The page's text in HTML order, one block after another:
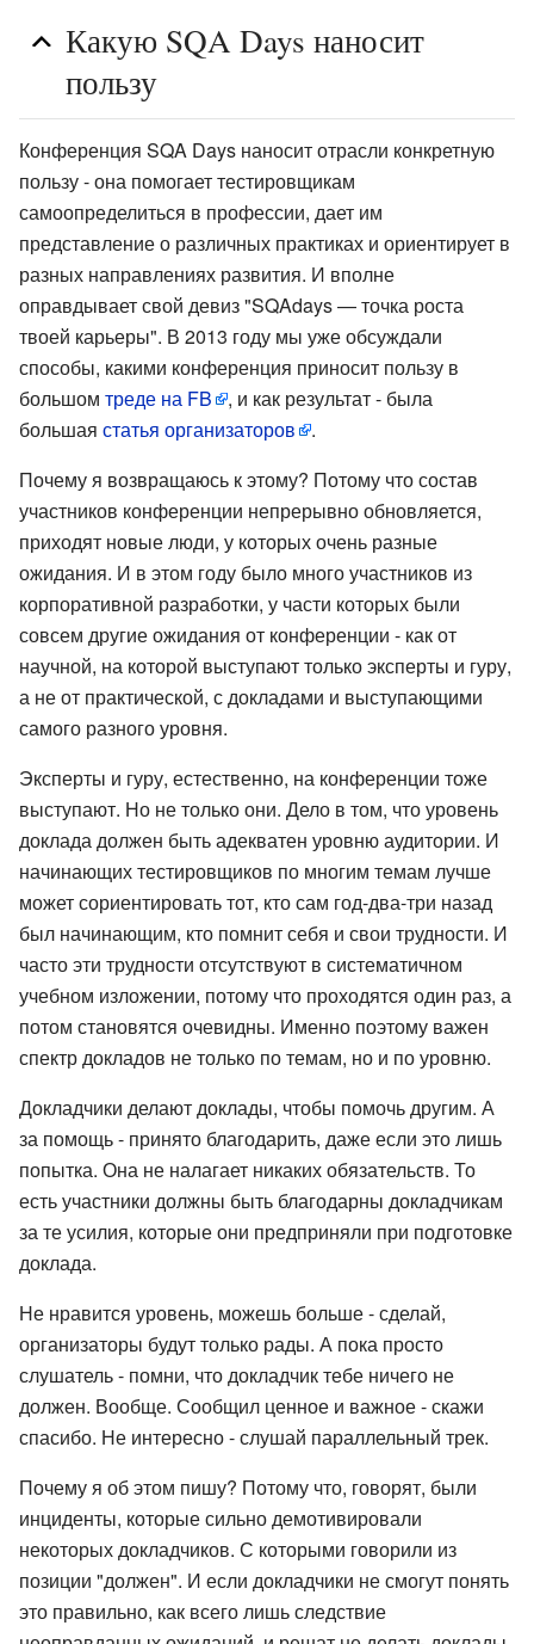
Какую SQA Days наносит
пользу
Конференция SQA Days наносит отрасли конкретную
пользу - она помогает тестировщикам
самоопределиться в профессии, дает им
представление о различных практиках и ориентирует в
разных направлениях развития. И вполне
оправдывает свой девиз "SQAdays — точка роста
твоей карьеры". В 2013 году мы уже обсуждали
способы, какими конференция приносит пользу в
большом треде на FB
, и как результат - была
большая статья организаторов
.
Почему я возвращаюсь к этому? Потому что состав
участников конференции непрерывно обновляется,
приходят новые люди, у которых очень разные
ожидания. И в этом году было много участников из
корпоративной разработки, у части которых были
совсем другие ожидания от конференции - как от
научной, на которой выступают только эксперты и гуру,
а не от практической, с докладами и выступающими
самого разного уровня.
Эксперты и гуру, естественно, на конференции тоже
выступают. Но не только они. Дело в том, что уровень
доклада должен быть адекватен уровню аудитории. И
начинающих тестировщиков по многим темам лучше
может сориентировать тот, кто сам год-два-три назад
был начинающим, кто помнит себя и свои трудности. И
часто эти трудности отсутствуют в систематичном
учебном изложении, потому что проходятся один раз, а
потом становятся очевидны. Именно поэтому важен
спектр докладов не только по темам, но и по уровню.
Докладчики делают доклады, чтобы помочь другим. А
за помощь - принято благодарить, даже если это лишь
попытка. Она не налагает никаких обязательств. То
есть участники должны быть благодарны докладчикам
за те усилия, которые они предприняли при подготовке
доклада.
Не нравится уровень, можешь больше - сделай,
организаторы будут только рады. А пока просто
слушатель - помни, что докладчик тебе ничего не
должен. Вообще. Сообщил ценное и важное - скажи
спасибо. Не интересно - слушай параллельный трек.
Почему я об этом пишу? Потому что, говорят, были
инциденты, которые сильно демотивировали
некоторых докладчиков. С которыми говорили из
позиции "должен". И если докладчики не смогут понять
это правильно, как всего лишь следствие